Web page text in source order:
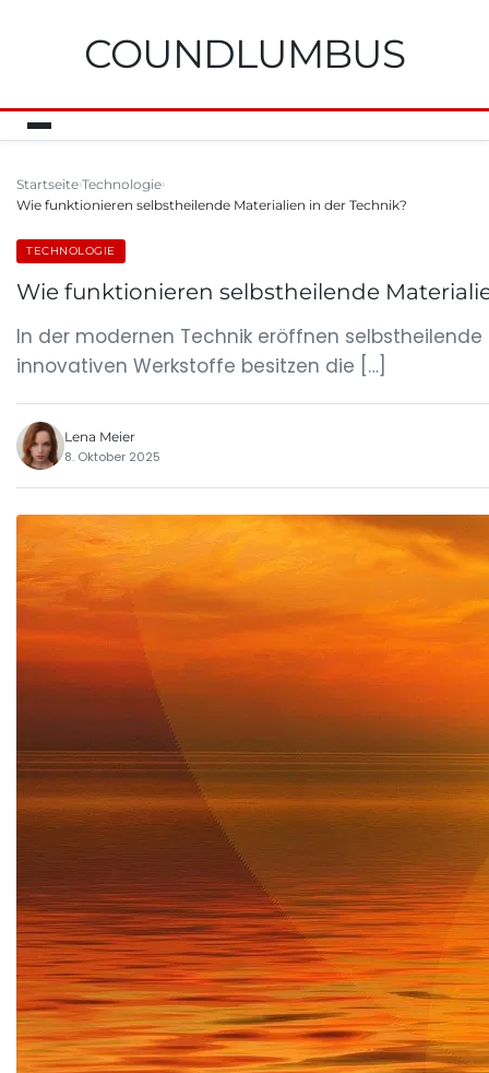
COUNDLUMBUS
Startseite Technologie
Wie funktionieren selbstheilende Materialien in der Technik?
TECHNOLOGIE
Wie funktionieren selbstheilende
In der modernen Technik eröffnen
innovativen Werkstoffe besitzen die […]
Lena Meier
8. Oktober 2025